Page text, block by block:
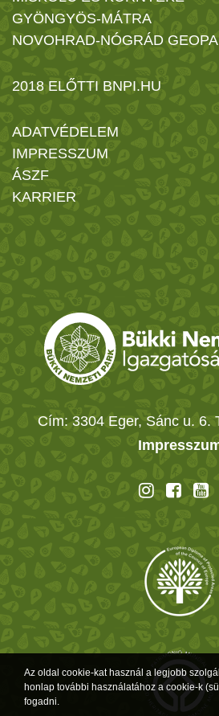
GYÖNGYÖS-MÁTRA
NOVOHRAD-NÓGRÁD
2018 ELŐTTI BNPI.HU
ADATVÉDELEM
IMPRESSZUM
ÁSZF
KARRIER
Cím: 3304 Eger, Sánc u. 6.
Az oldal cookie-kat használ a legjobb
honlap további használatához a cookie-k
fogadni.